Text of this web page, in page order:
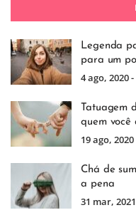
Legenda
para um
4 ago, 2020
Tatuagem
quem você
19 ago,
Chá de
a pena
31 mar,